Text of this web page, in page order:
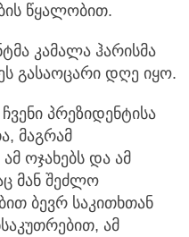
წყალობით.
კამალა ჰარისმა
გასაოცარი დღე იყო.
პრეზიდენტისა
მაგრამ
ოჯახებს და ამ
მან შეძლო
ბევრ საკითხთან
ამ